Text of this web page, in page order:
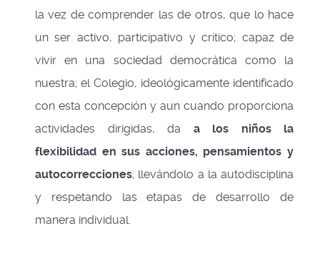
la vez de comprender las de otros, que lo hace
un ser activo, participativo y crítico; capaz de
vivir en una sociedad democrática como la
nuestra; el Colegio, ideológicamente identificado
con esta concepción y aun cuando proporciona
actividades dirigidas, da a los niños la
flexibilidad en sus acciones, pensamientos y
autocorrecciones; llevándolo a la autodisciplina
y respetando las etapas de desarrollo de
manera individual.